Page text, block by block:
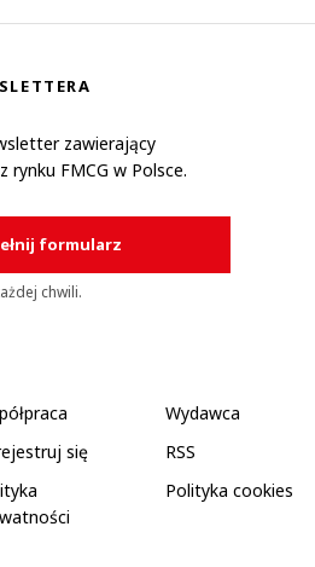
zawierający
rynku FMCG w Polsce.
formularz
chwili.
Wydawca
się
RSS
Polityka cookies